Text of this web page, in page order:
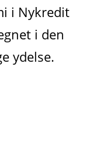
i Nykredit
i den
ydelse.